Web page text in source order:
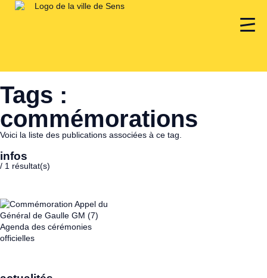
Tags :
commémorations
Voici la liste des publications associées à ce tag.
infos
/ 1 résultat(s)
Agenda des cérémonies
officielles